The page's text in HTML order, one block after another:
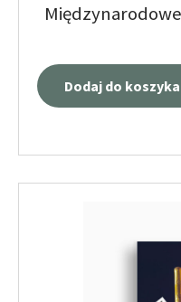
Dodaj do koszyka